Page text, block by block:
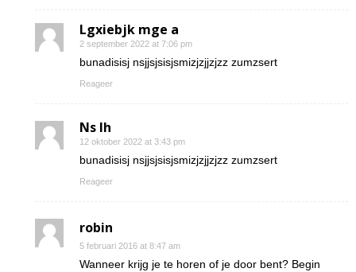
Lgxiebjk mge a
2 september 2022 at 7:06 pm
bunadisisj nsjjsjsisjsmizjzjjzjzz zumzsert
Reageer
Ns Ih
12 oktober 2022 at 3:43 pm
bunadisisj nsjjsjsisjsmizjzjjzjzz zumzsert
Reageer
robin
5 februari 2016 at 8:47 am
Wanneer krijg je te horen of je door bent? Begin